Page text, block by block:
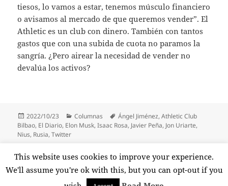
tiesos, lo vamos a estar, tenemos músculo financiero
o avisamos al mercado de que queremos vender”. El
Athletic es un club con dinero. También con tantos
gastos que con una subida de cuota no paramos la
sangría. ¿Pero airear la necesidad de vender no
devalúa los activos?
Publicado
el
2022/10/23 Categorías
Columnas Etiquetas
Ángel Jiménez,Athletic Club
Bilbao, El Diario, Elon Musk,Isaac Rosa, Javier Peña, Jon Uriarte,
Nius, Rusia,Twitter
Paginación
de
PÁGINA1
This website uses cookies to improve your experience.
We'll assume you're ok with this, but you can opt-out if you